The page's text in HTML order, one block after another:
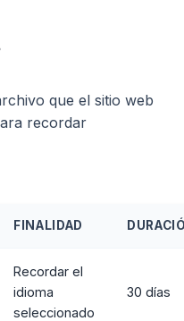
que el sitio web
recordar
FINALIDAD
Recordar el
idioma
seleccionado
30 días